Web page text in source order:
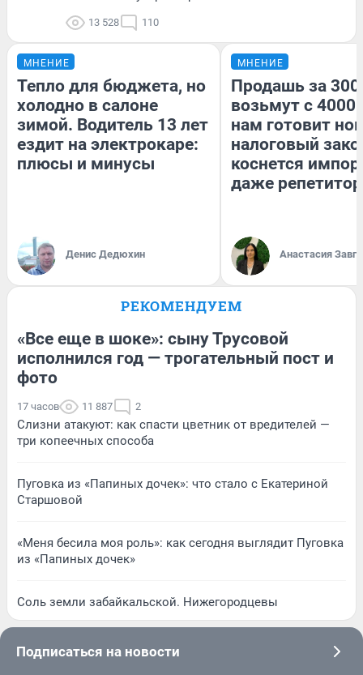
13 528 110
МНЕНИЕ
Тепло для бюджета, но
холодно в салоне
зимой. Водитель 13 лет
ездит на электрокаре:
плюсы и минусы
Денис Дедюхин
МНЕНИЕ
Продашь за
возьмут с
нам готовит
налоговый
коснется
даже
Анастасия
РЕКОМЕНДУЕМ
«Все еще в шоке»: сыну Трусовой
исполнился год — трогательный пост и
фото
17 часов 11 887 2
Слизни атакуют: как спасти цветник от вредителей —
три копеечных способа
Пуговка из «Папиных дочек»: что стало с Екатериной
Старшовой
«Меня бесила моя роль»: как сегодня выглядит Пуговка
из «Папиных дочек»
Соль земли забайкальской. Нижегородцевы
Подписаться на новости